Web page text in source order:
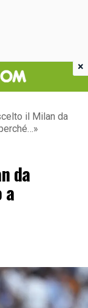
il Milan da
da
a
×